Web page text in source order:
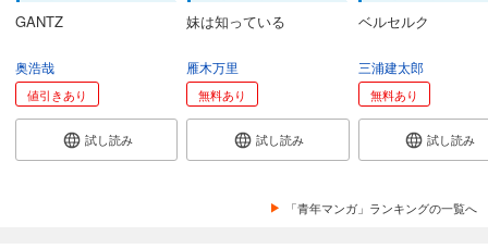
GANTZ
奥浩哉
値引きあり
試し読み
妹は知っている
雁木万里
無料あり
試し読み
ベルセルク
三浦建太郎
無料あり
試し読み
「青年マンガ」ランキングの一覧へ